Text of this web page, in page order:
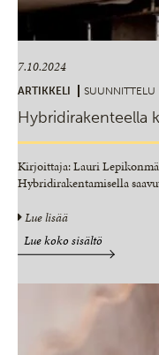
7.10.2024
ARTIKKELI SUUNNITTELU
Hybridirakenteella
Kirjoittaja: Lauri
Hybridirakentamisella
Lue lisää
Lue koko sisältö